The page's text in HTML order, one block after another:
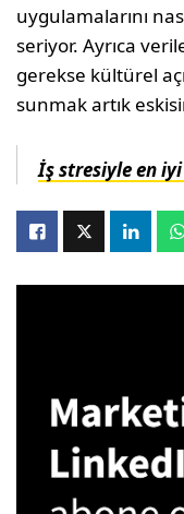
uygulamalarını
seriyor. Ayrıca
gerekse kültürel
sunmak artık
İş stresiyle en